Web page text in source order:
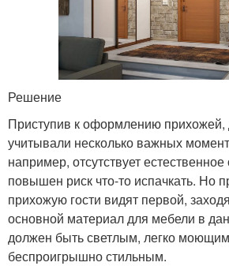
Решение
Приступив к оформлению прихожей,
учитывали несколько важных
например, отсутствует
повышен риск что-то испачкать. Но
прихожую гости видят первой,
основной материал для мебели в
должен быть светлым, легко
беспроигрышно стильным.